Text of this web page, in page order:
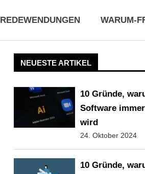
REDEWENDUNGEN WARUM-
NEUESTE ARTIKEL
10 Gründe,
Software
wird
24. Oktober 2024
10 Gründe,